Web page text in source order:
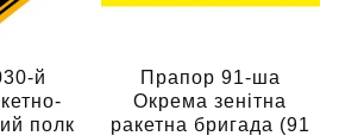
й
полк
Прапор 91-ша
Окрема зенітна
ракетна бригада (91